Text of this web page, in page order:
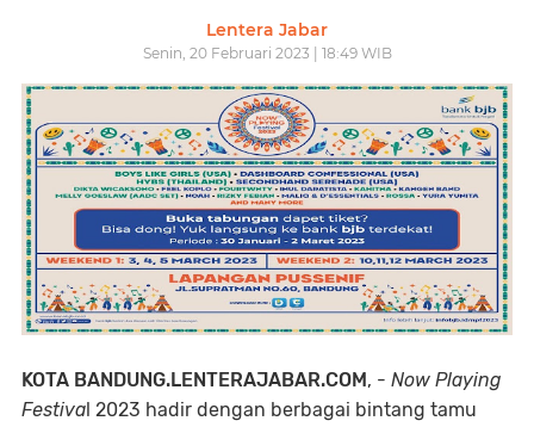
Lentera Jabar
Senin, 20 Februari 2023 | 18:49 WIB
KOTA BANDUNG.LENTERAJABAR.COM , - Now Playing
Festiva l 2023 hadir dengan berbagai bintang tamu